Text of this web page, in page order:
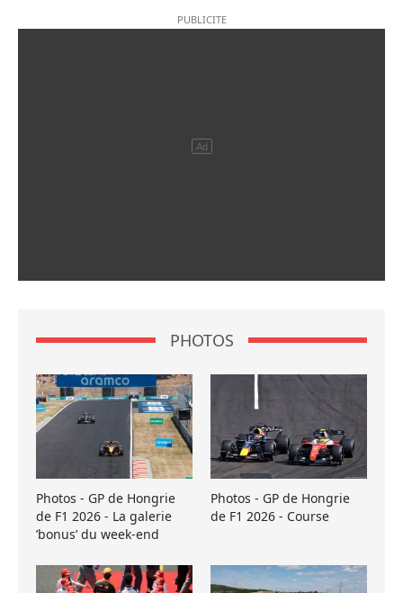
PHOTOS
Photos - GP de Hongrie
de F1 2026 - La galerie
’bonus’ du week-end
Photos - GP de Hongrie
de F1 2026 - Course